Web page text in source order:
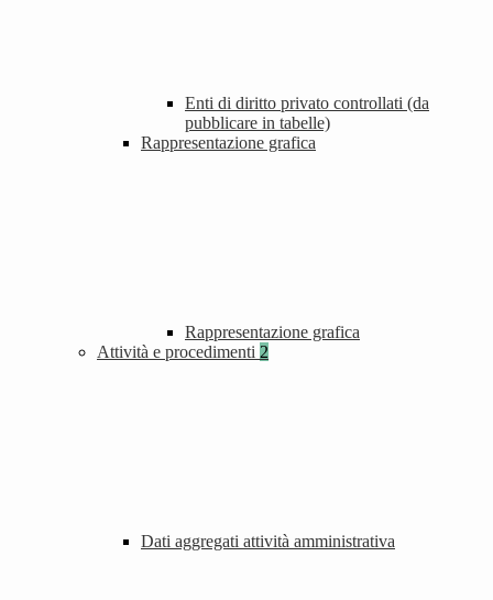
Enti di diritto privato controllati (da
pubblicare in tabelle)
Rappresentazione grafica
Rappresentazione grafica
Attività e procedimenti 2
Dati aggregati attività amministrativa